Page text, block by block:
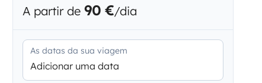
A partir de 90 €/dia
As datas da sua viagem
Adicionar uma data